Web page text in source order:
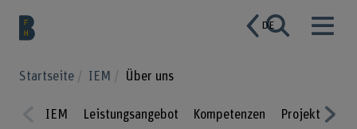
DE
Startseite IEM Über uns
IEM Leistungsangebot Kompetenzen Projekte